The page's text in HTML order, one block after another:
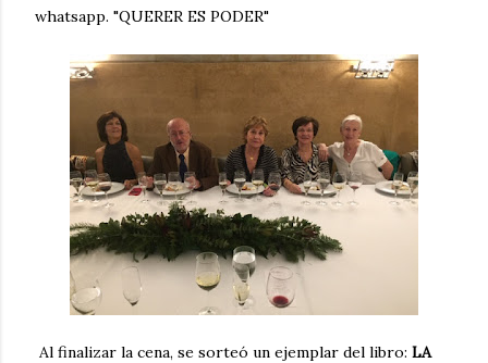
whatsapp. "QUERER ES PODER"
Al finalizar la cena, se sorteó un ejemplar del libro: LA